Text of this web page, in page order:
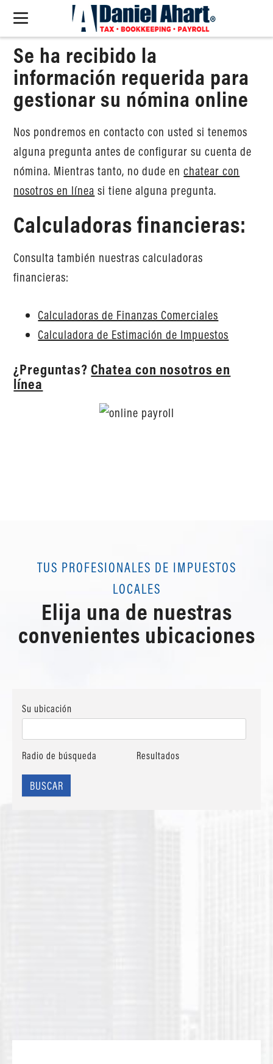
Se ha recibido la
información requerida para
gestionar su nómina online
Nos pondremos en contacto con usted si tenemos
alguna pregunta antes de configurar su cuenta de
nómina. Mientras tanto, no dude enchatear con
nosotros en línea si tiene alguna pregunta.
Calculadoras financieras:
Consulta también nuestras calculadoras
financieras:
Calculadoras de Finanzas Comerciales
Calculadora de Estimación de Impuestos
¿Preguntas?Chatea con nosotros en
línea
TUS PROFESIONALES DE IMPUESTOS
LOCALES
Elija una de nuestras
convenientes ubicaciones
Su ubicación
Radio de búsqueda Resultados